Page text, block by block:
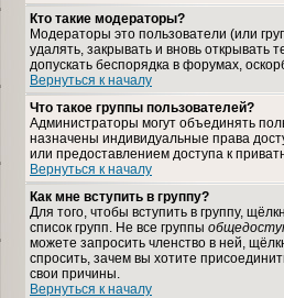
Кто такие модераторы?
Модераторы это пользователи (или
удалять, закрывать и вновь
допускать беспорядка в форумах,
Вернуться к началу
Что такое группы пользователей?
Администраторы могут объединять
назначены индивидуальные права
или предоставлением доступа к
Вернуться к началу
Как мне вступить в группу?
Для того, чтобы вступить в группу,
список групп. Не все группы
можете запросить членство в ней,
спросить, зачем вы хотите
свои причины.
Вернуться к началу